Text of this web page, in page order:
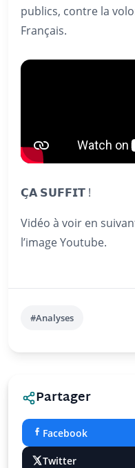
publics, contre la
Français.
𝗖̧𝗔 𝗦𝗨𝗙𝗙𝗜𝗧 !
Vidéo à voir en
l’image Youtube.
#Analyses
Partager
Facebook
Twitter